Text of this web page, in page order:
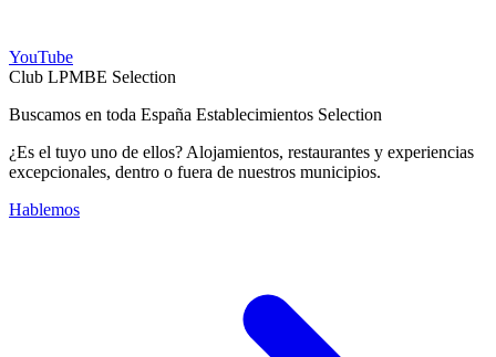
YouTube
Club LPMBE Selection
Buscamos en toda España Establecimientos Selection
¿Es el tuyo uno de ellos? Alojamientos, restaurantes y experiencias
excepcionales, dentro o fuera de nuestros municipios.
Hablemos